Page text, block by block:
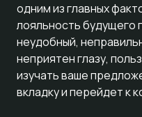
одним из главных
лояльность будущего
неудобный,
неприятен глазу,
изучать ваше
вкладку и перейдет к